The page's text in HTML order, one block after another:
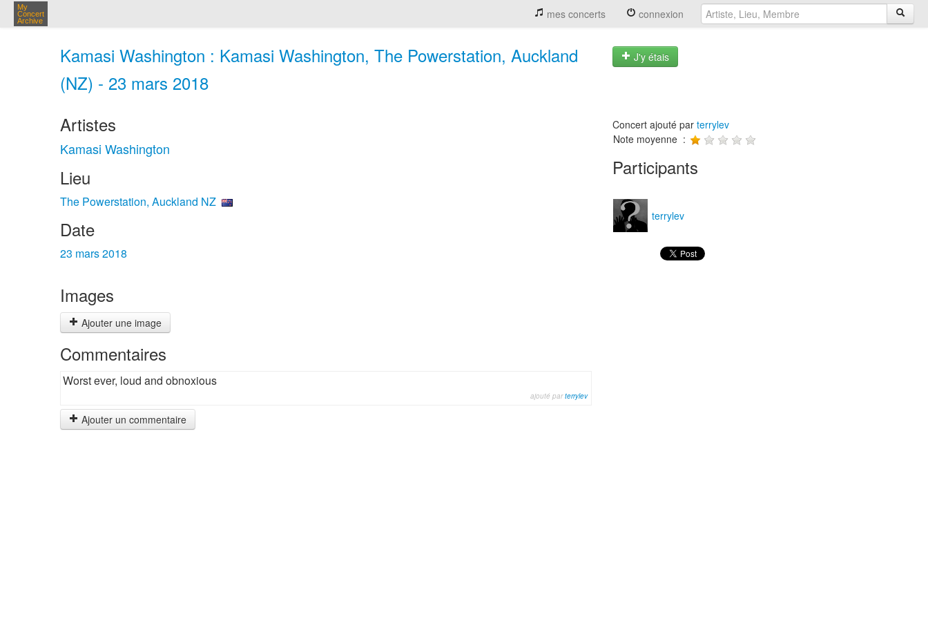
My
Concert
Archive
mes concerts connexion
Kamasi Washington : Kamasi Washington, The Powerstation, Auckland
(NZ) - 23 mars 2018
J'y étais
Artistes
Kamasi Washington
Lieu
The Powerstation, Auckland NZ
Date
23 mars 2018
Images
Ajouter une image
Commentaires
Worst ever, loud and obnoxious
ajouté parterrylev
Ajouter un commentaire
Concert ajouté par terrylev
Note moyenne :
Participants
terrylev